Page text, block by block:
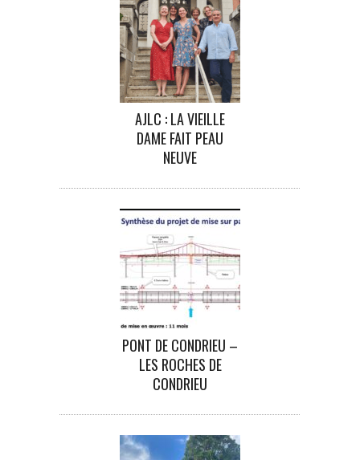
AJLC : LA VIEILLE
DAME FAIT PEAU
NEUVE
PONT DE CONDRIEU –
LES ROCHES DE
CONDRIEU